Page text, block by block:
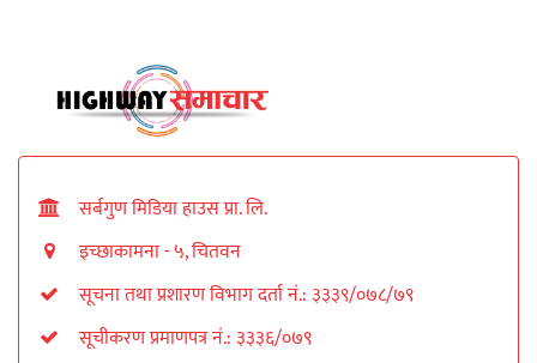
सर्बगुण मिडिया हाउस प्रा. लि.
इच्छाकामना - ५, चितवन
सूचना तथा प्रशारण विभाग दर्ता नं.: ३३३९/०७८/७९
सूचीकरण प्रमाणपत्र नं.: ३३३६/०७९